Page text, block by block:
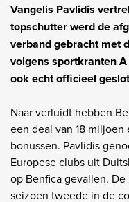
Vangelis Pavlidis
topschutter werd de
verband gebracht met
volgens sportkranten
ook echt officieel
Naar verluidt hebben
een deal van 18
bonussen. Pavlidis
Europese clubs uit
op Benfica gevallen.
seizoen tweede in de